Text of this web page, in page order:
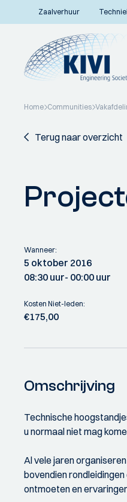
Zaalverhuur
Home Communities
Terug naar overzicht
Wanneer:
5 oktober 2016
08:30 uur- 00:00 uur
Kosten Niet-leden:
€175,00
Omschrijving
Technische
u normaal niet mag
Al vele jaren
bovendien
ontmoeten en